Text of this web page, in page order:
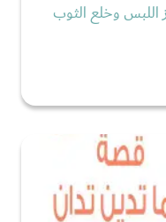
اللبس وخلع الثوب